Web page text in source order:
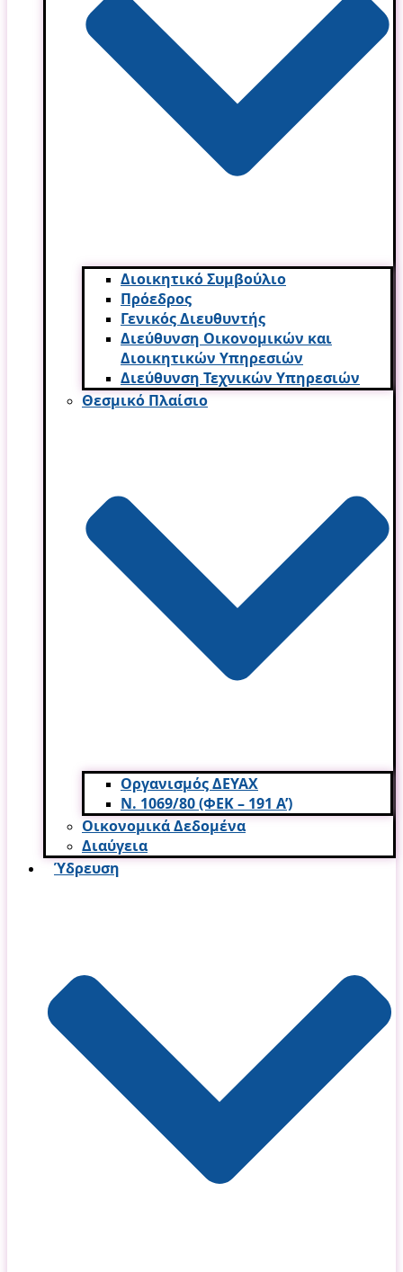
Διοικητικό Συμβούλιο
Πρόεδρος
Γενικός Διευθυντής
Διεύθυνση Οικονομικών και
Διοικητικών Υπηρεσι­ών
Διεύθυνση Τεχνικών Υπηρεσιών
Θεσμικό Πλαίσιο
Οργανισμός ΔΕΥΑΧ
Ν. 1069/80 (ΦΕΚ – 191 Α’)
Οικονομικά Δεδομένα
Διαύγεια
Ύδρευση